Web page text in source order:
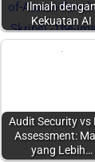
Ilmiah
Kekuatan AI
Audit Security vs
Assessment:
yang Lebih…